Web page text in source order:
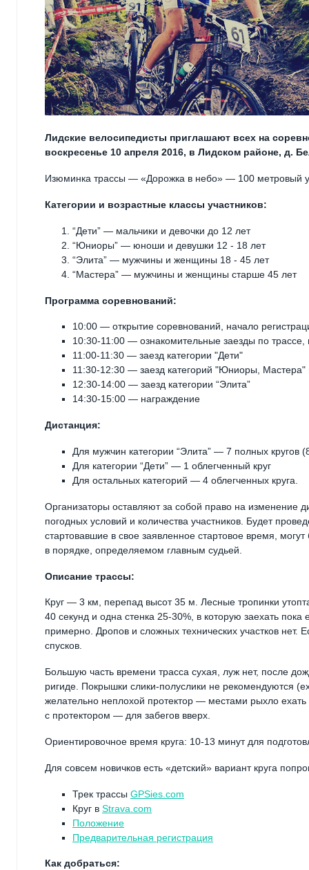
Лидские велосипедисты приглашают всех на
воскресенье 10 апреля 2016, в Лидском районе, д.
Изюминка трассы — «Дорожка в небо» — 100 метровый
Категории и возрастные классы участников:
“Дети” — мальчики и девочки до 12 лет
“Юниоры” — юноши и девушки 12 - 18 лет
“Элита” — мужчины и женщины 18 - 45 лет
“Мастера” — мужчины и женщины старше 45 лет
Программа соревнований:
10:00 — открытие соревнований, начало
10:30-11:00 — ознакомительные заезды по трассе,
11:00-11:30 — заезд категории "Дети"
11:30-12:30 — заезд категорий "Юниоры,
12:30-14:00 — заезд категории “Элита”
14:30-15:00 — награждение
Дистанция:
Для мужчин категории “Элита” — 7 полных кругов
Для категории “Дети” — 1 облегченный круг
Для остальных категорий — 4 облегченных круга.
Организаторы оставляют за собой право на изменение
погодных условий и количества участников. Будет
стартовавшие в свое заявленное стартовое время,
в порядке, определяемом главным судьей.
Описание трассы:
Круг — 3 км, перепад высот 35 м. Лесные тропинки
40 секунд и одна стенка 25-30%, в которую заехать
примерно. Дропов и сложных технических участков нет.
спусков.
Большую часть времени трасса сухая, луж нет, после
ригиде. Покрышки слики-полуслики не рекомендуются
желательно неплохой протектор — местами рыхло
с протектором — для забегов вверх.
Ориентировочное время круга: 10-13 минут для
Для совсем новичков есть «детский» вариант круга
Трек трассы GPSies.com
Круг в Strava.com
Положение
Предварительная регистрация
Как добраться: